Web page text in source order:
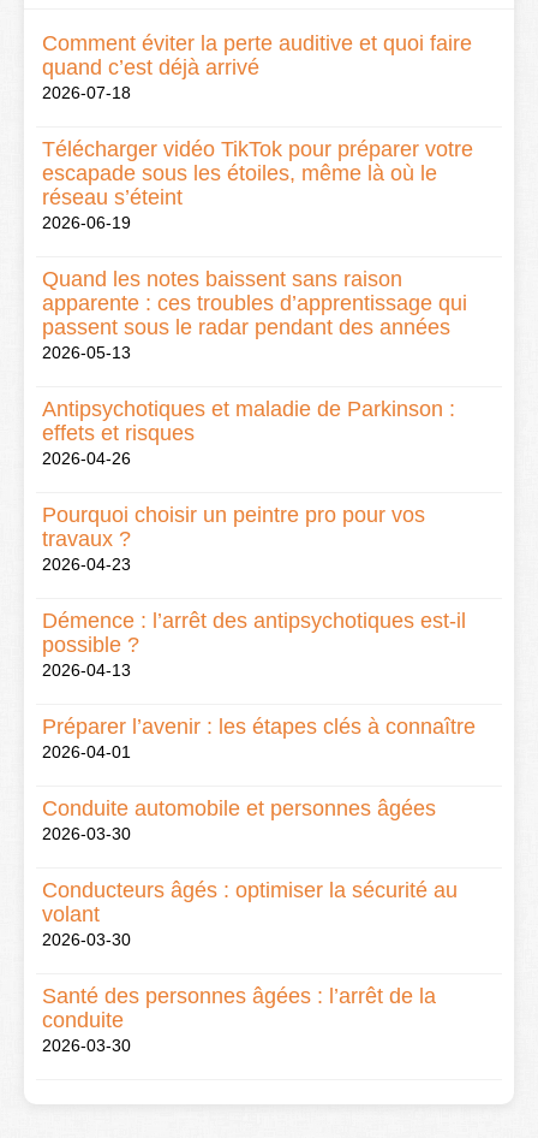
Comment éviter la perte auditive et quoi faire
quand c’est déjà arrivé
2026-07-18
Télécharger vidéo TikTok pour préparer votre
escapade sous les étoiles, même là où le
réseau s’éteint
2026-06-19
Quand les notes baissent sans raison
apparente : ces troubles d’apprentissage qui
passent sous le radar pendant des années
2026-05-13
Antipsychotiques et maladie de Parkinson :
effets et risques
2026-04-26
Pourquoi choisir un peintre pro pour vos
travaux ?
2026-04-23
Démence : l’arrêt des antipsychotiques est-il
possible ?
2026-04-13
Préparer l’avenir : les étapes clés à connaître
2026-04-01
Conduite automobile et personnes âgées
2026-03-30
Conducteurs âgés : optimiser la sécurité au
volant
2026-03-30
Santé des personnes âgées : l’arrêt de la
conduite
2026-03-30